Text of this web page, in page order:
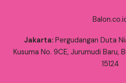
Jakarta: Pergudangan Duta
Kusuma No. 9CE, Jurumudi Baru,
15124